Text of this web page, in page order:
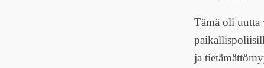
Tämä oli uutta
ja